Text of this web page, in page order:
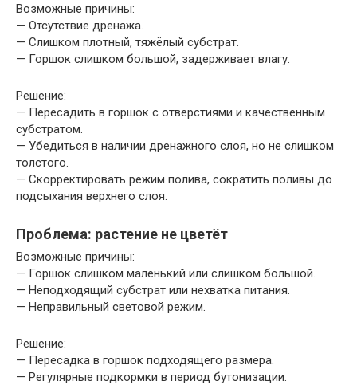
Возможные причины:
— Отсутствие дренажа.
— Слишком плотный, тяжёлый субстрат.
— Горшок слишком большой, задерживает влагу.
Решение:
— Пересадить в горшок с отверстиями и качественным
субстратом.
— Убедиться в наличии дренажного слоя, но не слишком
толстого.
— Скорректировать режим полива, сократить поливы до
подсыхания верхнего слоя.
Проблема: растение не цветёт
Возможные причины:
— Горшок слишком маленький или слишком большой.
— Неподходящий субстрат или нехватка питания.
— Неправильный световой режим.
Решение:
— Пересадка в горшок подходящего размера.
— Регулярные подкормки в период бутонизации.